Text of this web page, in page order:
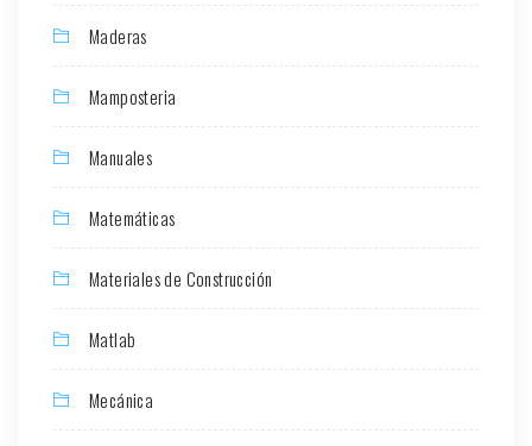
Maderas
Mamposteria
Manuales
Matemáticas
Materiales de Construcción
Matlab
Mecánica